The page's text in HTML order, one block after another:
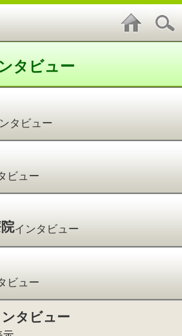
ー
ュー
蒲園駅
尿器科●皮膚科●心臓血管
科●整形外科●循環器内科●